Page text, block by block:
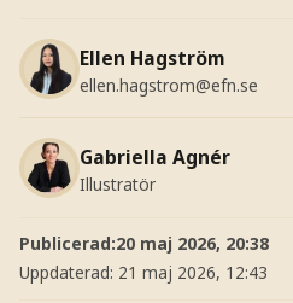
Ellen Hagström
ellen.hagstrom@efn.se
Gabriella Agnér
Illustratör
Publicerad:20 maj 2026, 20:38
Uppdaterad: 21 maj 2026, 12:43